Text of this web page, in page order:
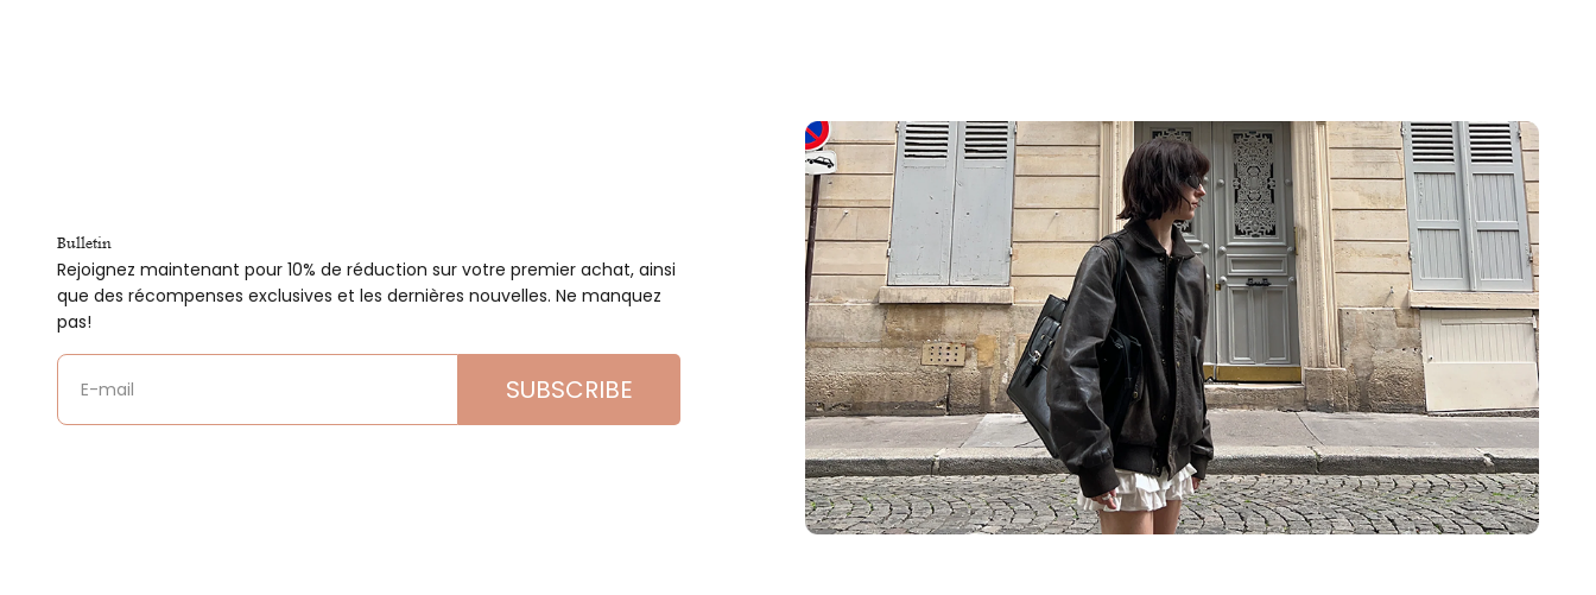
Bulletin
Rejoignez maintenant pour 10% de réduction sur votre premier achat, ainsi
que des récompenses exclusives et les dernières nouvelles. Ne manquez
pas!
E-mail SUBSCRIBE